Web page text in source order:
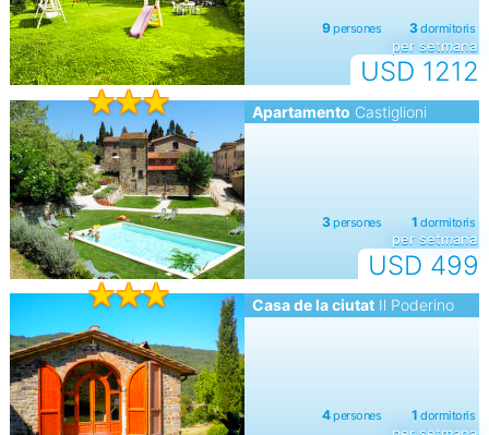
USD 1212
per setmana
Apartamento Castiglioni
USD 499
per setmana
Casa de la ciutatIl Poderino